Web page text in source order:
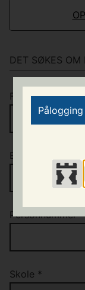
Pålogging
DET SØKES OM
Fornavn *
Etternavn
Personnummer *
Skole *